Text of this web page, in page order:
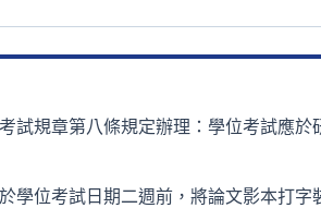
試規章第八條規定辦理：學位考試應
學位考試日期二週前，將論文影本打字